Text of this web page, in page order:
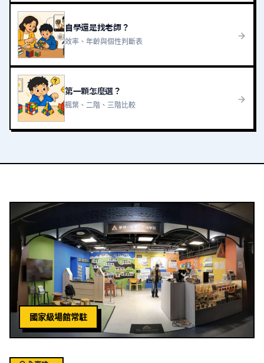
自學還是找老師？
效率、年齡與個性判斷表
第一顆怎麼選？
楓葉、二階、三階比較
國家級場館常駐